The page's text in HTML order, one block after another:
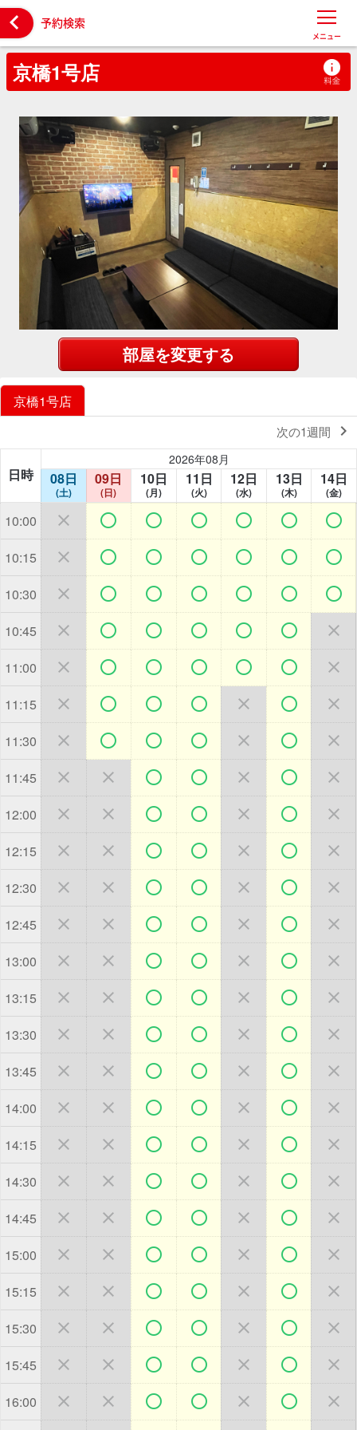
 予約検索
メニュー
京橋1号店
部屋を変更する
京橋1号店
次の1週間 
日時
2026年08月
08日
(土)
09日
(日)
10日
(月)
11日
(火)
12日
(水)
13日
(木)
14日
(金)
10:00       
10:15       
10:30       
10:45       
11:00       
11:15       
11:30       
11:45       
12:00       
12:15       
12:30       
12:45       
13:00       
13:15       
13:30       
13:45       
14:00       
14:15       
14:30       
14:45       
15:00       
15:15       
15:30       
15:45       
16:00       